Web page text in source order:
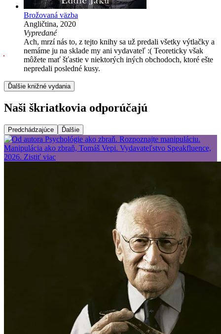
Brožovaná väzba
Angličtina, 2020
Vypredané
Ach, mrzí nás to, z tejto knihy sa už predali všetky výtlačky a
nemáme ju na sklade my ani vydavateľ :( Teoreticky však
môžete mať šťastie v niektorých iných obchodoch, ktoré ešte
nepredali posledné kusy.
Ďalšie knižné vydania
Naši škriatkovia odporúčajú
Predchádzajúce Ďalšie